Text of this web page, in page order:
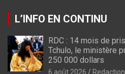
L’INFO EN CONTINU
RDC : 14 mois de
Tchulo, le ministère
250 000 dollars
6 août 2026 Redaction